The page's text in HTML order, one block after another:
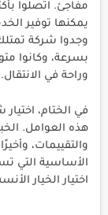
مفاجئ. اتصلوا
يمكنها توفير
وجدوا شركة
بسرعة، وكانوا
وراحة في الانتقال.
في الختام،
هذه العوامل.
والتقييمات،
الأساسية التي
اختيار الخيار